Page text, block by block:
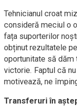
Tehnicianul croat
consideră meciul o
fața suporterilor
obținut rezultatele
oportunitate să dăm
victorie. Faptul că
motivează, ne
Transferuri în